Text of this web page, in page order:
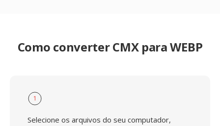
Como converter CMX para WEBP
1
Selecione os arquivos do seu computador,